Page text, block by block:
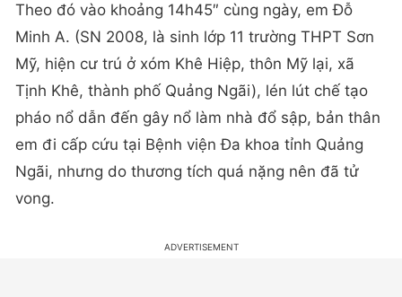
Theo đó vào khoảng 14h45″ cùng ngày, em Đỗ
Minh A. (SN 2008, là sinh lớp 11 trường THPT Sơn
Mỹ, hiện cư trú ở xóm Khê Hiệp, thôn Mỹ lại, xã
Tịnh Khê, thành phố Quảng Ngãi), lén lút chế tạo
pháo nổ dẫn đến gây nổ làm nhà đổ sập, bản thân
em đi cấp cứu tại Bệnh viện Đa khoa tỉnh Quảng
Ngãi, nhưng do thương tích quá nặng nên đã tử
vong.